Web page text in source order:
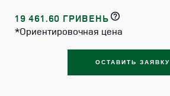
19 461.60 ГРИВЕНЬ
*Ориентировочная цена
ОСТАВИТЬ ЗАЯВКУ